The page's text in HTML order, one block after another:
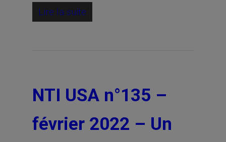
Lire la suite
NTI USA n°135 –
février 2022 – Un